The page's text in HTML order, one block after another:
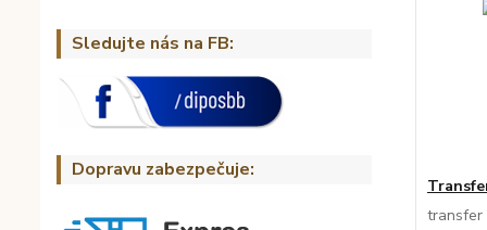
Sledujte nás na FB:
Dopravu zabezpečuje:
transfer